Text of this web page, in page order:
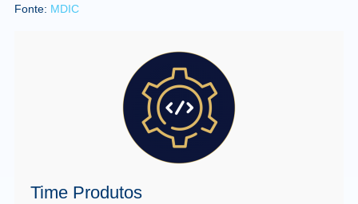
Fonte: MDIC
Time Produtos